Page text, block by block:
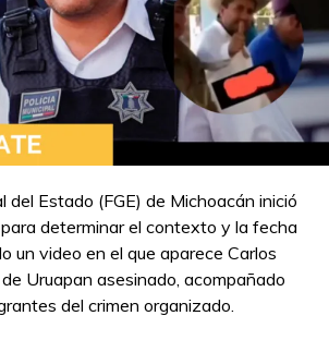
del Estado (FGE) de Michoacán inició
determinar el contexto y la fecha
un video en el que aparece Carlos
Uruapan asesinado, acompañado
del crimen organizado.